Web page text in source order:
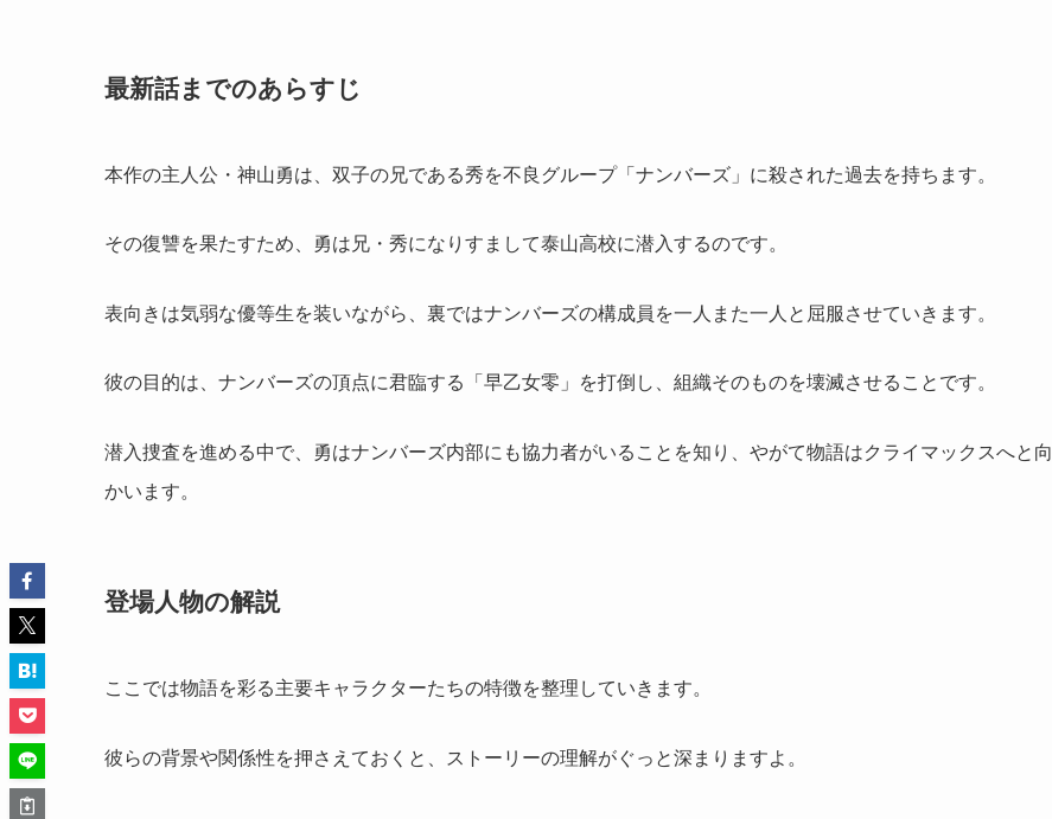
最新話までのあらすじ
本作の主人公・神山勇は、双子の兄である秀を不良グループ「ナンバーズ」に殺された過去を持ちます。
その復讐を果たすため、勇は兄・秀になりすまして泰山高校に潜入するのです。
表向きは気弱な優等生を装いながら、裏ではナンバーズの構成員を一人また一人と屈服させていきます。
彼の目的は、ナンバーズの頂点に君臨する「早乙女零」を打倒し、組織そのものを壊滅させることです。
潜入捜査を進める中で、勇はナンバーズ内部にも協力者がいることを知り、やがて物語はクライマックスへと向
かいます。
登場人物の解説
ここでは物語を彩る主要キャラクターたちの特徴を整理していきます。
彼らの背景や関係性を押さえておくと、ストーリーの理解がぐっと深まりますよ。